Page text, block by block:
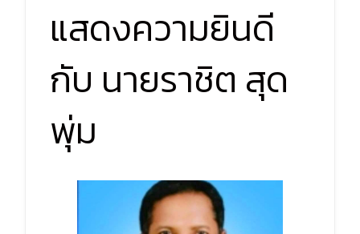
แสดงความยินดี
กับ นายราชิต สุด
พุ่ม